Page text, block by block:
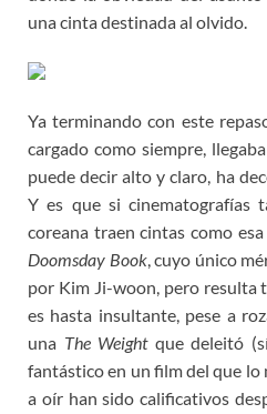
una cinta destinada al olvido.
Ya terminando con este
cargado como siempre,
puede decir alto y claro, ha
Y es que si cinematografías
coreana traen cintas como
Doomsday Book, cuyo único
por Kim Ji-woon, pero resulta
es hasta insultante, pese a
una The Weightque deleitó
fantástico en un film del que lo
a oír han sido calificativos